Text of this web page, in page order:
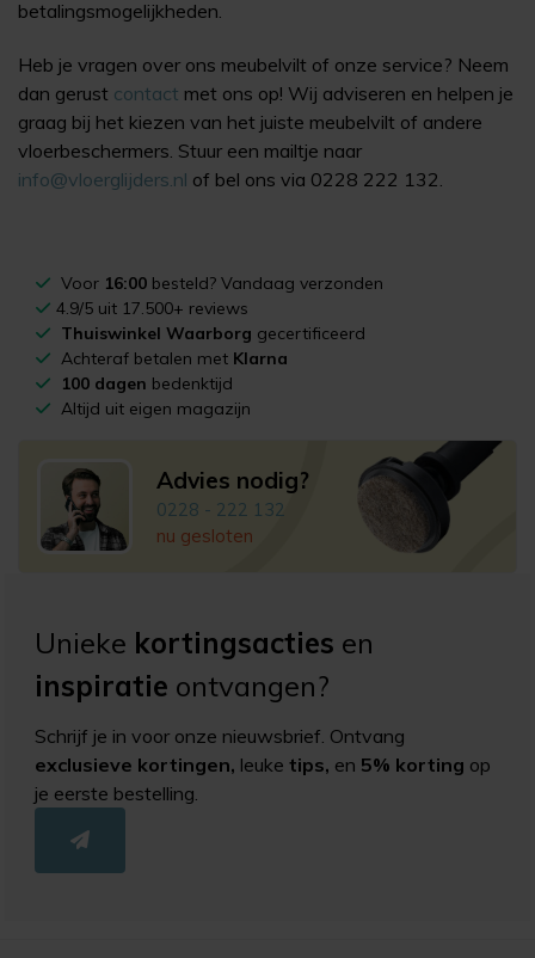
betalingsmogelijkheden.
Heb je vragen over ons meubelvilt of onze service? Neem
dan gerust contact met ons op! Wij adviseren en helpen je
graag bij het kiezen van het juiste meubelvilt of andere
vloerbeschermers. Stuur een mailtje naar
info@vloerglijders.nl of bel ons via 0228 222 132.
Voor 16:00 besteld? Vandaag verzonden
4.9/5 uit 17.500+ reviews
Thuiswinkel Waarborg gecertificeerd
Achteraf betalen met Klarna
100 dagen bedenktijd
Altijd uit eigen magazijn
Advies nodig?
0228 - 222 132
nu gesloten
Unieke kortingsacties en
inspiratie ontvangen?
Schrijf je in voor onze nieuwsbrief. Ontvang
exclusieve kortingen, leuketips, en 5% korting op
je eerste bestelling.